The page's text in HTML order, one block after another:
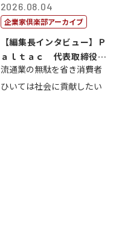
2026.08.04
企業家倶楽部アーカイブ
【編集長インタビュー】Ｐ
ａｌｔａｃ 代表取締役会
長三木田國夫
流通業の無駄を省き消費者
ひいては社会に貢献したい